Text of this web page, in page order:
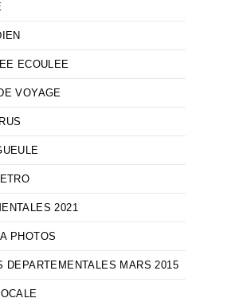
ECOULEE
VOYAGE
2021
PHOTOS
DEPARTEMENTALES MARS 2015